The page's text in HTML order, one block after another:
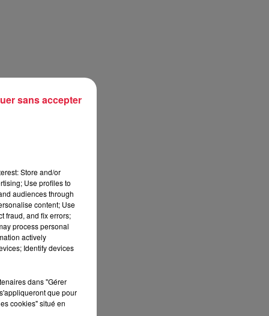
Store and/or
Use profiles to
audiences through
content; Use
fraud, and fix errors;
process personal
actively
Identify devices
dans "Gérer
que pour
cookies" situé en
sans accepter